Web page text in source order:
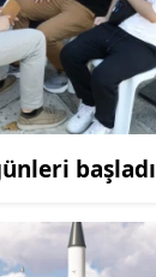
başladı